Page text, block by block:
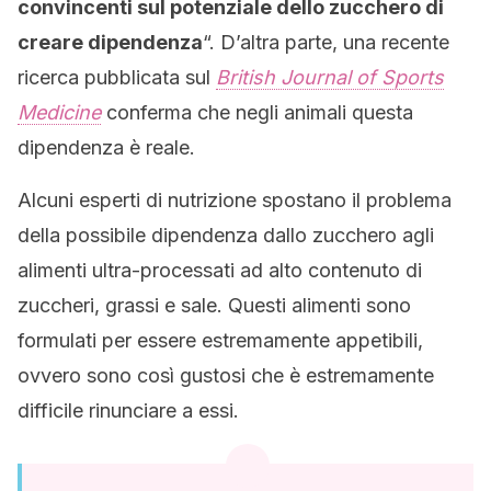
convincenti sul potenziale dello zucchero di
creare dipendenza“. D’altra parte, una recente
ricerca pubblicata sul British Journal of Sports
Medicineconferma che negli animali questa
dipendenza è reale.
Alcuni esperti di nutrizione spostano il problema
della possibile dipendenza dallo zucchero agli
alimenti ultra-processati ad alto contenuto di
zuccheri, grassi e sale. Questi alimenti sono
formulati per essere estremamente appetibili,
ovvero sono così gustosi che è estremamente
difficile rinunciare a essi.